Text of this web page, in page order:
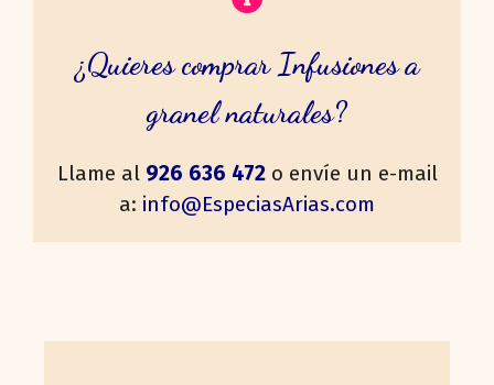
¿Quieres comprar Infusiones a
granel naturales?
Llame al 926 636 472o envíe un e-mail
a: info@EspeciasArias.com